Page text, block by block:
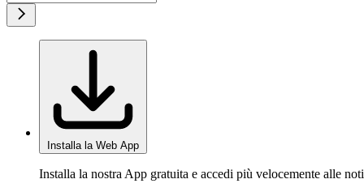
Installa la Web App
Installa la nostra App gratuita e accedi più velocemente alle